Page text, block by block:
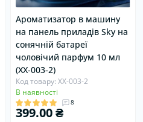
Ароматизатор в машину
на панель приладів Sky на
сонячній батареї
чоловічий парфум 10 мл
(XX-003-2)
Код товару: XX-003-2
В наявності
8
399.00 ₴